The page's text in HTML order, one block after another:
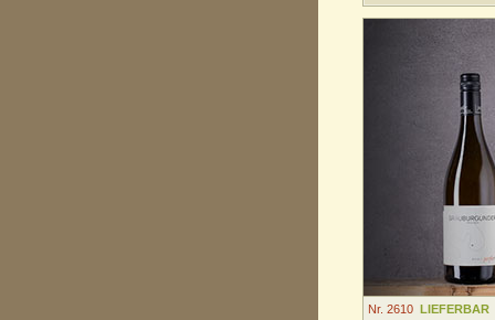
Nr. 2610 LIEFERBAR